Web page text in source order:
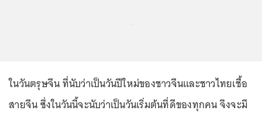
ในวันตรุษจีน ที่นับว่าเป็นวันปีใหม่ของชาวจีนและชาวไทยเชื้อ
สายจีน ซึ่งในวันนี้จะนับว่าเป็นวันเริ่มต้นที่ดีของทุกคน จึงจะมี